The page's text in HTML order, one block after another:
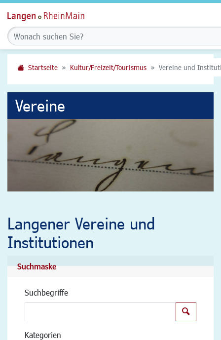
Startseite Kultur/Freizeit/Tourismus Vereine und
Vereine
Langener Vereine und
Institutionen
Suchmaske
Suchbegriffe
Kategorien